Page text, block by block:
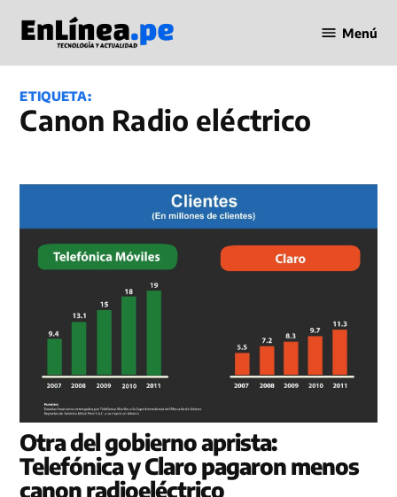
contenido
en Línea
Menú
ETIQUETA:
Canon Radio eléctrico
Otra del gobierno aprista:
Telefónica y Claro pagaron menos
canon radioeléctrico